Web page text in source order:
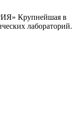
Крупнейшая в
лабораторий.